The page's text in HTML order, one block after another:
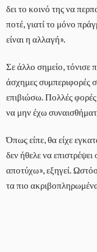
δει το κοινό της να
ποτέ, γιατί το μόνο
είναι η αλλαγή».
Σε άλλο σημείο, τόνισε
άσχημες συμπεριφορές
επιβιώσω. Πολλές
να μην έχω
Όπως είπε, θα είχε
δεν ήθελε να
αποτύχω», εξηγεί.
τα πιο